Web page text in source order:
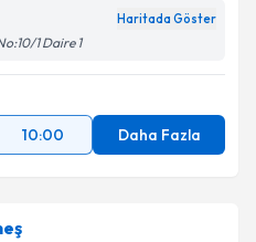
Haritada Göster
1 Daire 1
10:00 Daha Fazla